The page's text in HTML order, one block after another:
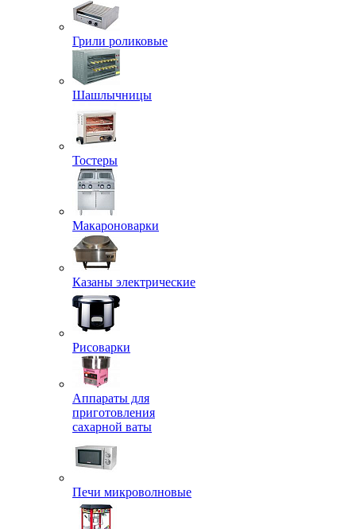
Грили роликовые
Шашлычницы
Тостеры
Макароноварки
Казаны электрические
Рисоварки
Аппараты для
приготовления
сахарной ваты
Печи микроволновые